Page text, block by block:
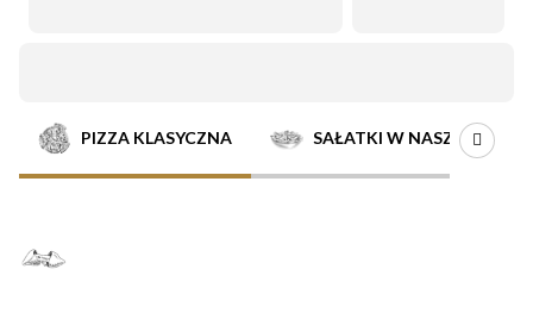
Oferta
PIZZA KLASYCZNA SAŁATKI W NASZYM